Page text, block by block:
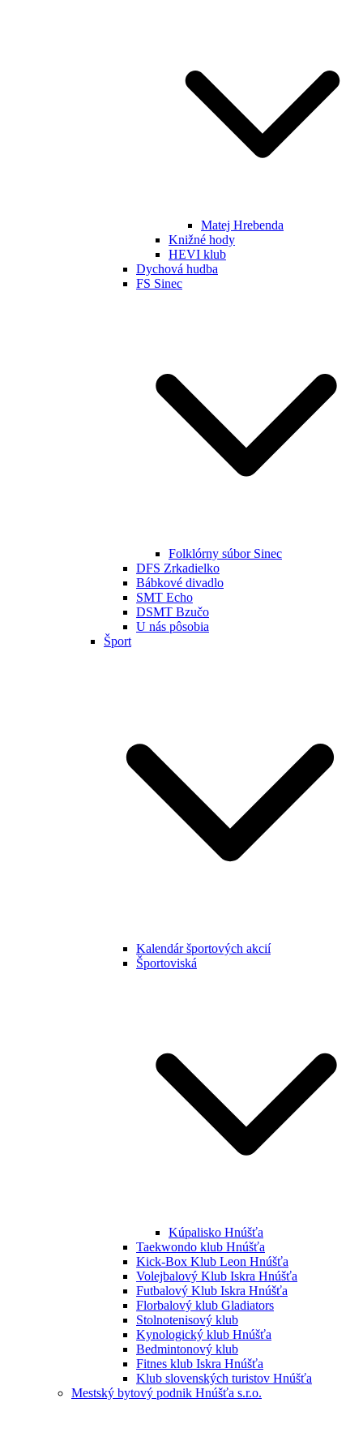
Matej Hrebenda
Knižné hody
HEVI klub
Dychová hudba
FS Sinec
Folklórny súbor Sinec
DFS Zrkadielko
Bábkové divadlo
SMT Echo
DSMT Bzučo
U nás pôsobia
Šport
Kalendár športových akcií
Športoviská
Kúpalisko Hnúšťa
Taekwondo klub Hnúšťa
Kick-Box Klub Leon Hnúšťa
Volejbalový Klub Iskra Hnúšťa
Futbalový Klub Iskra Hnúšťa
Florbalový klub Gladiators
Stolnotenisový klub
Kynologický klub Hnúšťa
Bedmintonový klub
Fitnes klub Iskra Hnúšťa
Klub slovenských turistov Hnúšťa
Mestský bytový podnik Hnúšťa s.r.o.